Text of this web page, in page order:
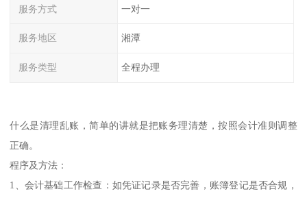
服务方式 一对一
服务地区 湘潭
服务类型 全程办理
什么是清理乱账，简单的讲就是把账务理清楚，按照会计准则调整
正确。
程序及方法：
1、会计基础工作检查：如凭证记录是否完善，账簿登记是否合规，